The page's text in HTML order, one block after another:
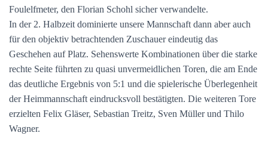
Foulelfmeter, den Florian Schohl sicher verwandelte.
In der 2. Halbzeit dominierte unsere Mannschaft dann aber auch
für den objektiv betrachtenden Zuschauer eindeutig das
Geschehen auf Platz. Sehenswerte Kombinationen über die starke
rechte Seite führten zu quasi unvermeidlichen Toren, die am Ende
das deutliche Ergebnis von 5:1 und die spielerische Überlegenheit
der Heimmannschaft eindrucksvoll bestätigten. Die weiteren Tore
erzielten Felix Gläser, Sebastian Treitz, Sven Müller und Thilo
Wagner.